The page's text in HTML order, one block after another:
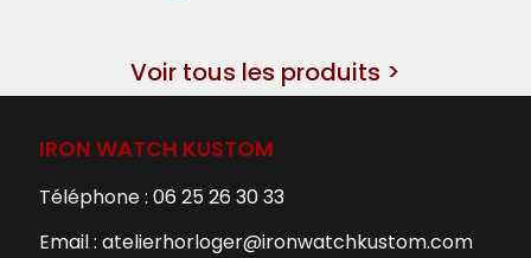
Voir tous les produits >
IRON WATCH KUSTOM
Téléphone : 06 25 26 30 33
Email : atelierhorloger@ironwatchkustom.com